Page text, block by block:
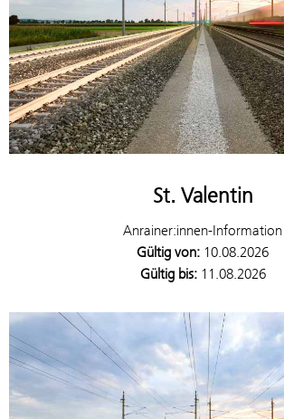
St. Valentin
Anrainer:innen-Information
Gültig von: 10.08.2026
Gültig bis:11.08.2026